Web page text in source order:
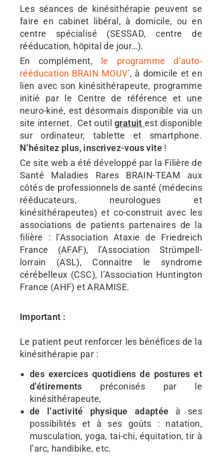
Les séances de kinésithérapie peuvent se
faire en cabinet libéral, à domicile, ou en
centre spécialisé (SESSAD, centre de
rééducation, hôpital de jour…).
En complément,
le programme d’auto-
rééducation BRAIN MOUV’, à domicile et en
lien avec son kinésithérapeute, programme
initié par le Centre de référence et une
neuro-kiné, est désormais disponible via un
site internet. Cet outilgratuit est disponible
sur ordinateur, tablette et smartphone.
N’hésitez plus, inscrivez-vous vite !
Ce site web a été développé par la Filière de
Santé Maladies Rares BRAIN-TEAM aux
côtés de professionnels de santé (médecins
rééducateurs, neurologues et
kinésithérapeutes) et co-construit avec les
associations de patients partenaires de la
filière : l’Association Ataxie de Friedreich
France (AFAF), l’Association Strümpell-
lorrain (ASL), Connaitre le syndrome
cérébelleux (CSC), l’Association Huntington
France (AHF) et ARAMISE.
Important :
Le patient peut renforcer les bénéfices de la
kinésithérapie par :
des exercices quotidiens de postures et
d’étirements préconisés par le
kinésithérapeute,
de l’activité physique adaptée à ses
possibilités et à ses goûts : natation,
musculation, yoga, tai-chi, équitation, tir à
l’arc, handibike, etc.